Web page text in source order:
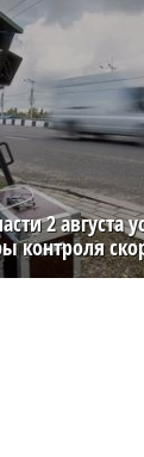
2 августа
контроля